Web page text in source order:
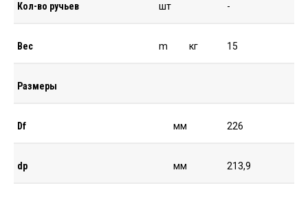
Кол-во ручьев шт -
Вес m кг 15
Размеры
Df мм 226
dp мм 213,9